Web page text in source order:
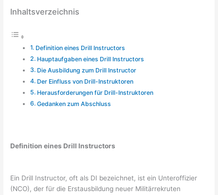
Inhaltsverzeichnis
Definition eines Drill Instructors
Hauptaufgaben eines Drill Instructors
Die Ausbildung zum Drill Instructor
Der Einfluss von Drill-Instruktoren
Herausforderungen für Drill-Instruktoren
Gedanken zum Abschluss
Definition eines Drill Instructors
Ein Drill Instructor, oft als DI bezeichnet, ist ein Unteroffizier
(NCO), der für die Erstausbildung neuer Militärrekruten